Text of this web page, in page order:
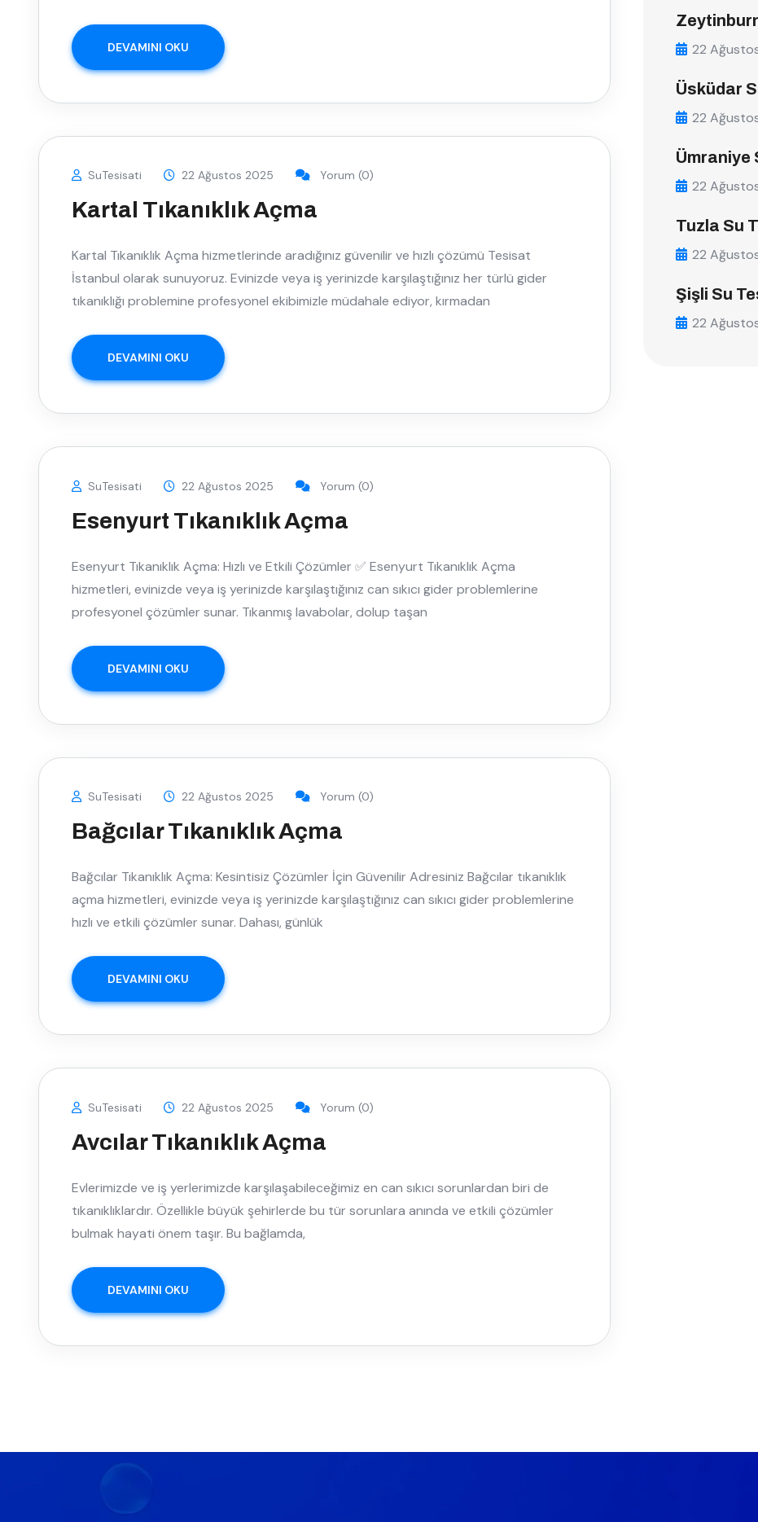
DEVAMINI OKU
SuTesisati 22 Ağustos 2025 Yorum (0)
Kartal Tıkanıklık Açma
Kartal Tıkanıklık Açma hizmetlerinde aradığınız güvenilir ve hızlı çözümü Tesisat
İstanbul olarak sunuyoruz. Evinizde veya iş yerinizde karşılaştığınız her türlü gider
tıkanıklığı problemine profesyonel ekibimizle müdahale ediyor, kırmadan
DEVAMINI OKU
SuTesisati 22 Ağustos 2025 Yorum (0)
Esenyurt Tıkanıklık Açma
Esenyurt Tıkanıklık Açma: Hızlı ve Etkili Çözümler ✅ Esenyurt Tıkanıklık Açma
hizmetleri, evinizde veya iş yerinizde karşılaştığınız can sıkıcı gider problemlerine
profesyonel çözümler sunar. Tıkanmış lavabolar, dolup taşan
DEVAMINI OKU
SuTesisati 22 Ağustos 2025 Yorum (0)
Bağcılar Tıkanıklık Açma
Bağcılar Tıkanıklık Açma: Kesintisiz Çözümler İçin Güvenilir Adresiniz Bağcılar tıkanıklık
açma hizmetleri, evinizde veya iş yerinizde karşılaştığınız can sıkıcı gider problemlerine
hızlı ve etkili çözümler sunar. Dahası, günlük
DEVAMINI OKU
SuTesisati 22 Ağustos 2025 Yorum (0)
Avcılar Tıkanıklık Açma
Evlerimizde ve iş yerlerimizde karşılaşabileceğimiz en can sıkıcı sorunlardan biri de
tıkanıklıklardır. Özellikle büyük şehirlerde bu tür sorunlara anında ve etkili çözümler
bulmak hayati önem taşır. Bu bağlamda,
DEVAMINI OKU
22
Üsküdar
22
Ümraniye
22
Tuzla Su
22
Şişli Su
22